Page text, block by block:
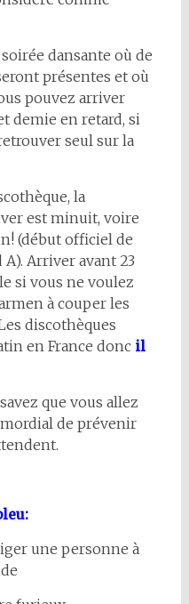
dansante où de
présentes et où
pouvez arriver
demie en retard, si
seul sur la
la
est minuit, voire
(début officiel de
A). Arriver avant 23
si vous ne voulez
à couper les
discothèques
en France donc il
que vous allez
de prévenir
une personne à